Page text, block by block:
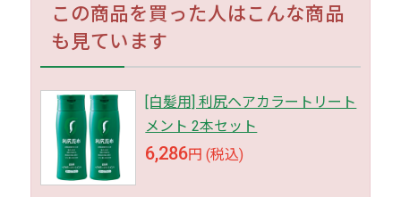
この商品を買った人はこんな商品
も見ています
[白髪用] 利尻ヘアカラートリート
メント 2本セット
6,286円 (税込)